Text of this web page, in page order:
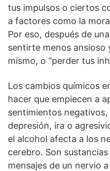
tus impulsos o ciertos
a factores como la
Por eso, después de
sentirte menos ansioso
mismo, o “perder tus
Los cambios químicos
hacer que empiecen a
sentimientos negativos,
depresión, ira o
el alcohol afecta a los
cerebro. Son
mensajes de un nervio